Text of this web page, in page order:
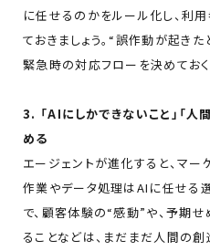
に任せるのかをルール化し、利
ておきましょう。“誤作動が起き
緊急時の対応フローを決めておく
3. 「AIにしかできないこと」「人
める
エージェントが進化すると、マ
作業やデータ処理はAIに任せる
で、顧客体験の“感動”や、予期
ることなどは、まだまだ人間の